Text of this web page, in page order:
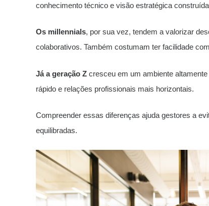
conhecimento técnico e visão estratégica
Os millennials, por sua vez, tendem a valorizar
colaborativos. Também costumam ter facilidade
Já a geração Zcresceu em um ambiente
rápido e relações profissionais mais horizontais.
Compreender essas diferenças ajuda gestores a
equilibradas.